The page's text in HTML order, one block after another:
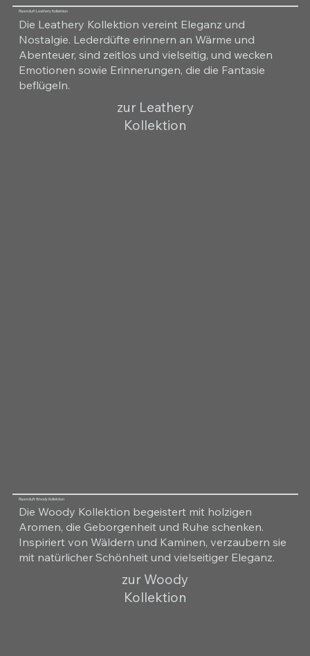
Raumduft Leathery Kollektion
Die Leathery Kollektion vereint Eleganz und
Nostalgie. Lederdüfte erinnern an Wärme und
Abenteuer, sind zeitlos und vielseitig, und wecken
Emotionen sowie Erinnerungen, die die Fantasie
beflügeln.
zur Leathery
Kollektion
Raumduft Woody Kollektion
Die Woody Kollektion begeistert mit holzigen
Aromen, die Geborgenheit und Ruhe schenken.
Inspiriert von Wäldern und Kaminen, verzaubern sie
mit natürlicher Schönheit und vielseitiger Eleganz.
zur Woody
Kollektion